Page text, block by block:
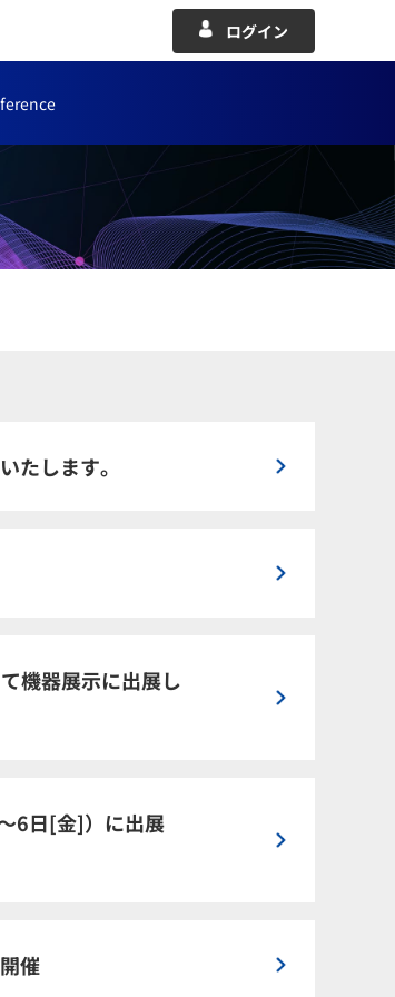
ログイン
たします。
機器展示に出展し
6日[金]）に出展
催